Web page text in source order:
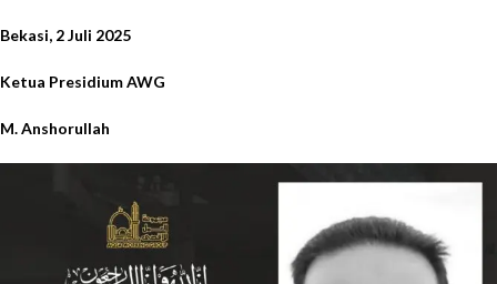
Bekasi, 2 Juli 2025
Ketua Presidium AWG
M. Anshorullah